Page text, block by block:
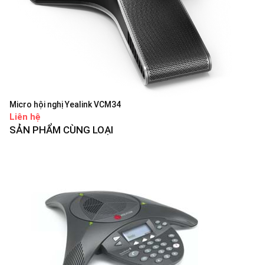
Micro hội nghị Yealink VCM34
Liên hệ
SẢN PHẨM CÙNG LOẠI